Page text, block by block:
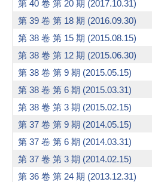
第 40 卷 第 20 期 (2017.10.31)
第 39 卷 第 18 期 (2016.09.30)
第 38 卷 第 15 期 (2015.08.15)
第 38 卷 第 12 期 (2015.06.30)
第 38 卷 第 9 期 (2015.05.15)
第 38 卷 第 6 期 (2015.03.31)
第 38 卷 第 3 期 (2015.02.15)
第 37 卷 第 9 期 (2014.05.15)
第 37 卷 第 6 期 (2014.03.31)
第 37 卷 第 3 期 (2014.02.15)
第 36 卷 第 24 期 (2013.12.31)